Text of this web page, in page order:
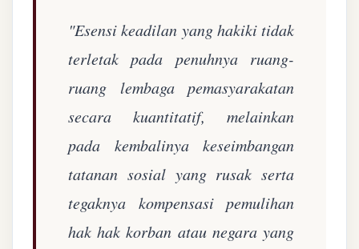
"Esensi keadilan yang hakiki tidak
terletak pada penuhnya ruang-
ruang lembaga pemasyarakatan
secara kuantitatif, melainkan
pada kembalinya keseimbangan
tatanan sosial yang rusak serta
tegaknya kompensasi pemulihan
hak hak korban atau negara yang